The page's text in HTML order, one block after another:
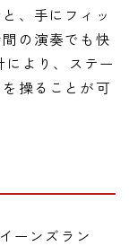
、手にフィッ
の演奏でも快
により、ステー
操ることが可
ーンズラン